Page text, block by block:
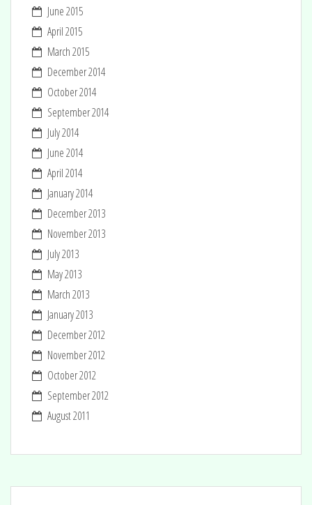
June 2015
April 2015
March 2015
December 2014
October 2014
September 2014
July 2014
June 2014
April 2014
January 2014
December 2013
November 2013
July 2013
May 2013
March 2013
January 2013
December 2012
November 2012
October 2012
September 2012
August 2011